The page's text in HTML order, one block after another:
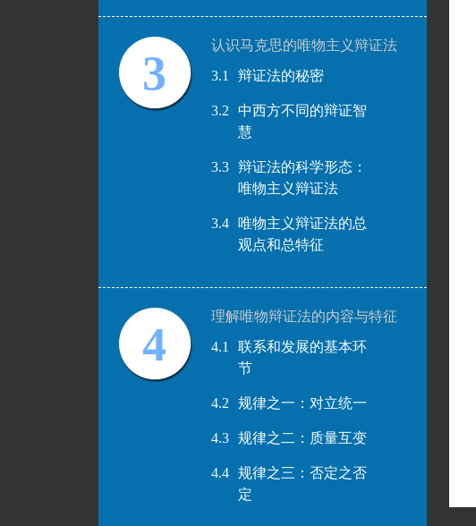
3
认识马克思的唯物主义辩证法
3.1
辩证法的秘密
3.2
中西方不同的辩证智
慧
3.3
辩证法的科学形态：
唯物主义辩证法
3.4
唯物主义辩证法的总
观点和总特征
4
理解唯物辩证法的内容与特征
4.1
联系和发展的基本环
节
4.2 规律之一：对立统一
4.3 规律之二：质量互变
4.4
规律之三：否定之否
定